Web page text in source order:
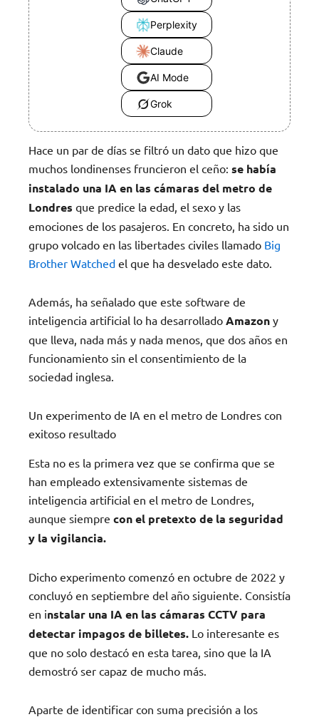
Perplexity
Claude
AI Mode
Grok
Hace un par de días se filtró un dato que hizo que
muchos londinenses fruncieron el ceño: se había
instalado una IA en las cámaras del metro de
Londres que predice la edad, el sexo y las
emociones de los pasajeros. En concreto, ha sido un
grupo volcado en las libertades civiles llamado Big
Brother Watched el que ha desvelado este dato.
Además, ha señalado que este software de
inteligencia artificial lo ha desarrollado Amazon y
que lleva, nada más y nada menos, que dos años en
funcionamiento sin el consentimiento de la
sociedad inglesa.
Un experimento de IA en el metro de Londres con
exitoso resultado
Esta no es la primera vez que se confirma que se
han empleado extensivamente sistemas de
inteligencia artificial en el metro de Londres,
aunque siempre con el pretexto de la seguridad
y la vigilancia.
Dicho experimento comenzó en octubre de 2022 y
concluyó en septiembre del año siguiente. Consistía
en instalar una IA en las cámaras CCTV para
detectar impagos de billetes. Lo interesante es
que no solo destacó en esta tarea, sino que la IA
demostró ser capaz de mucho más.
Aparte de identificar con suma precisión a los